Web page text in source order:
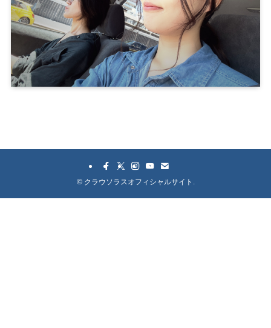
©クラウソラスオフィシャルサイト.